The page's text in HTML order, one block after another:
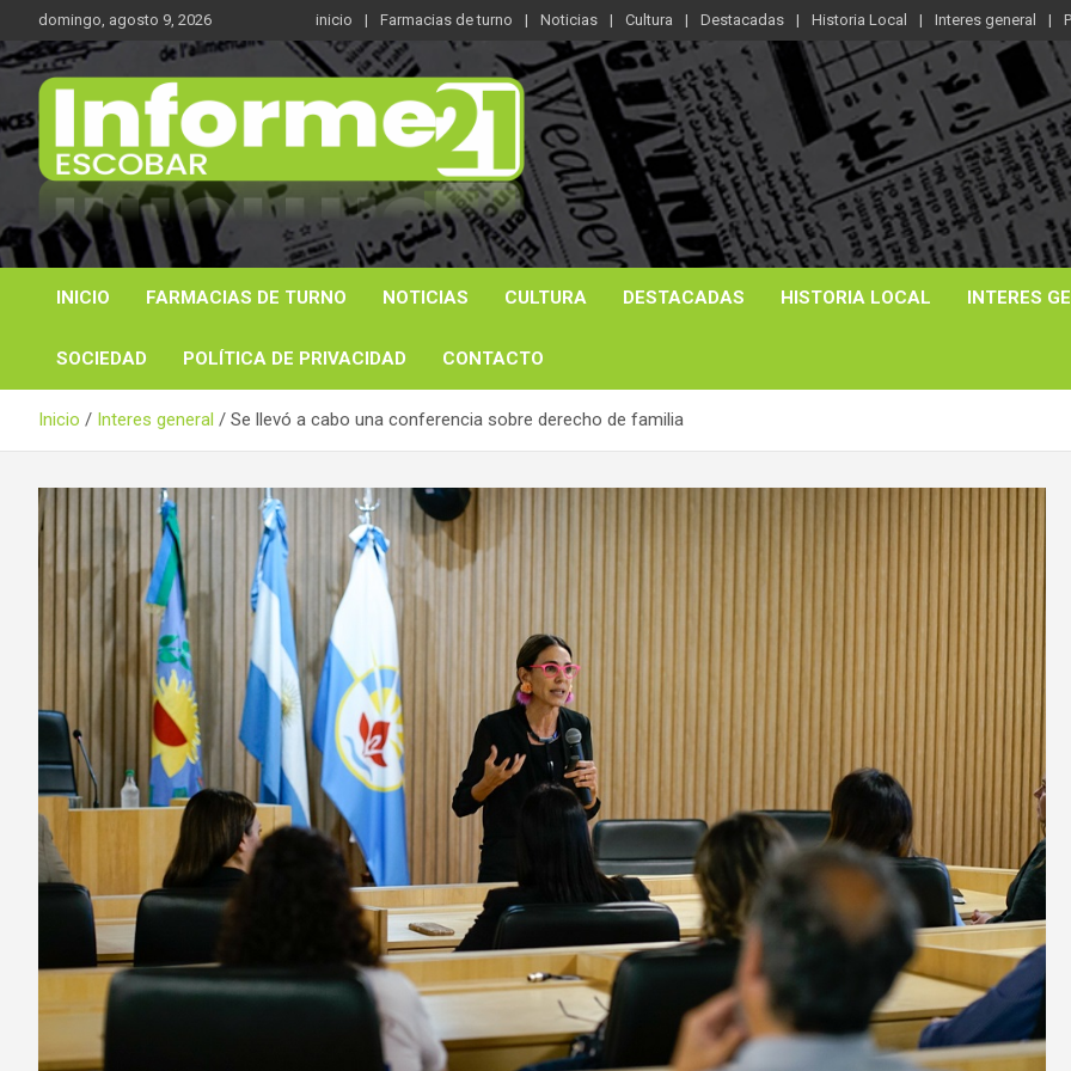
al
contenido
domingo, agosto 9, 2026 inicio Farmacias de turno Noticias Cultura Destacadas Historia Local Interes general
Informe 21
Noticas reales
INICIO FARMACIAS DE TURNO NOTICIAS CULTURA DESTACADAS HISTORIA LOCAL INTERES
SOCIEDAD POLÍTICA DE PRIVACIDAD CONTACTO
Inicio Interes general Se llevó a cabo una conferencia sobre derecho de familia